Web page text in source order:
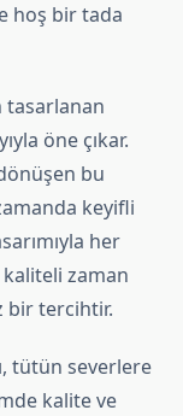
hoş bir tada
tasarlanan
öne çıkar.
bu
keyifli
her
zaman
bir tercihtir.
tütün severlere
kalite ve